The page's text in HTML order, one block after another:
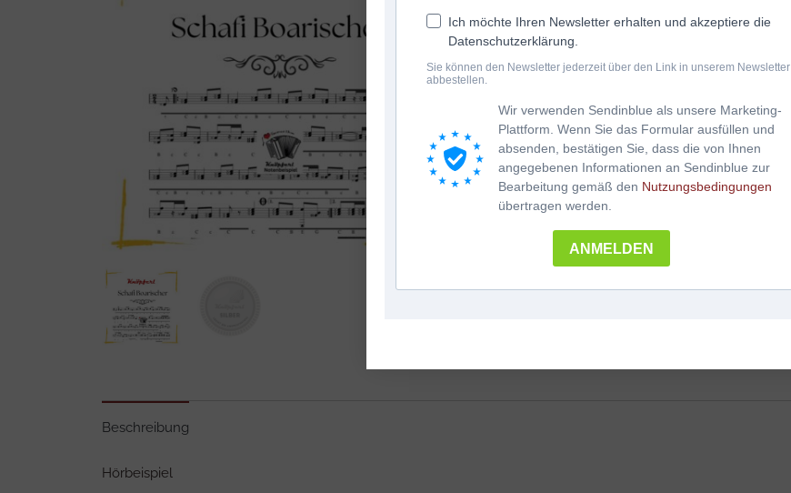
Ein beschwingter Boarischer!
4-reihige Harmonika
Schwierigkeitsgrad: mittel
SCHAFI
BOARISCHER
Menge
﹣ ﹢ In den Warenkorb
Kategorien: A-Z,Boarische
Beschreibung
Hörbeispiel
Ich möchte Ihren Newsletter erhalten und akzeptiere die
Datenschutzerklärung.
Sie können den Newsletter jederzeit über den Link in unserem Newsletter
abbestellen.
Wir verwenden Sendinblue als unsere Marketing-
Plattform. Wenn Sie das Formular ausfüllen und
absenden, bestätigen Sie, dass die von Ihnen
angegebenen Informationen an Sendinblue zur
Bearbeitung gemäß den Nutzungsbedingungen
übertragen werden.
ANMELDEN